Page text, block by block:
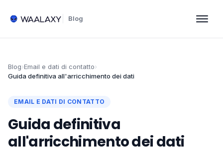
Blog
Blog›Email e dati di contatto›
Guida definitiva all'arricchimento dei dati​
EMAIL E DATI DI CONTATTO
Guida definitiva
all'arricchimento dei dati​